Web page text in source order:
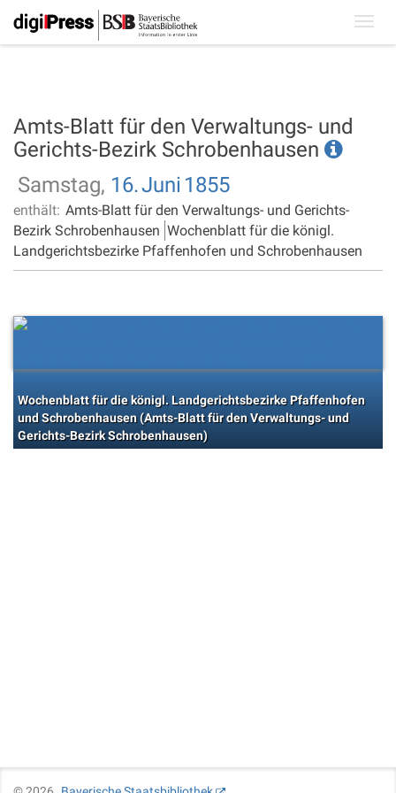
Amts-Blatt für den Verwaltungs- und
Gerichts-Bezirk Schrobenhausen
Samstag, 16.Juni 1855
enthält: Amts-Blatt für den Verwaltungs- und Gerichts-
Bezirk Schrobenhausen Wochenblatt für die königl.
Landgerichtsbezirke Pfaffenhofen und Schrobenhausen
Wochenblatt für die königl. Landgerichtsbezirke Pfaffenhofen
und Schrobenhausen (Amts-Blatt für den Verwaltungs- und
Gerichts-Bezirk Schrobenhausen)